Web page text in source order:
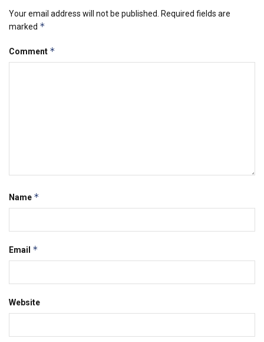
Your email address will not be published.
Required fields are
marked *
Comment *
Name *
Email *
Website